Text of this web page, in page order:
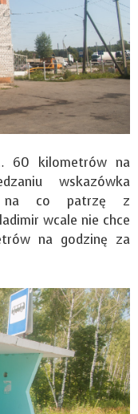
kilometrów na
wskazówka
na co patrzę z
wcale nie chce
na godzinę za